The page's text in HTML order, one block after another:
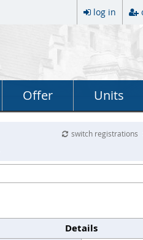
log in
Offer Units
switch registrations
Details